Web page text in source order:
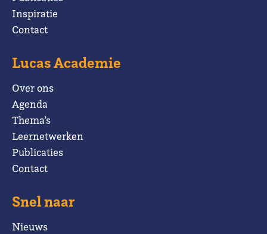
Inspiratie
Contact
Lucas Academie
Over ons
Agenda
Thema’s
Leernetwerken
Publicaties
Contact
Snel naar
Nieuws